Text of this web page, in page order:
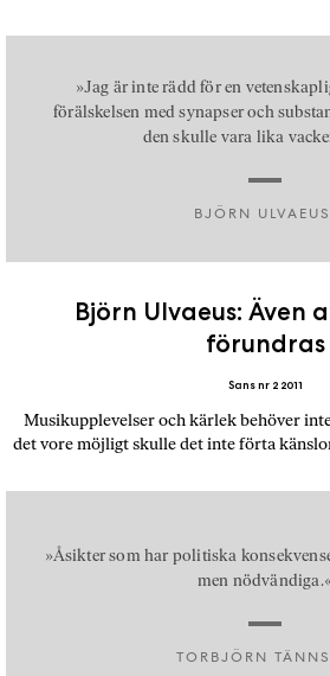
T
a
n
e
»Jag är inte rädd för en
förälskelsen med synapser och
den skulle vara lika
BJÖRN
Björn Ulvaeus: Även
förundras
Sans nr 2 2011
Musikupplevelser och kärlek behöver
det vore möjligt skulle det inte förta
»Åsikter som har politiska
men
TORBJÖRN